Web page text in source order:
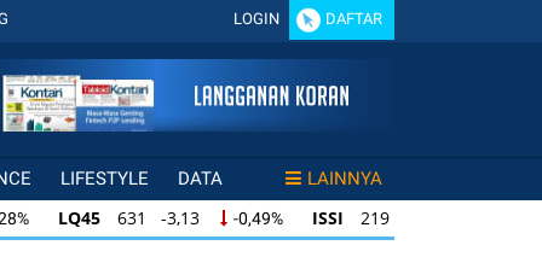
LOGIN DAFTAR
LIFESTYLE DATA LAINNYA
LQ45 631 -3,13 -0,49% ISSI 219 -0,63
LQ45 631 -3,13 -0,49% ISSI 219 -0,63